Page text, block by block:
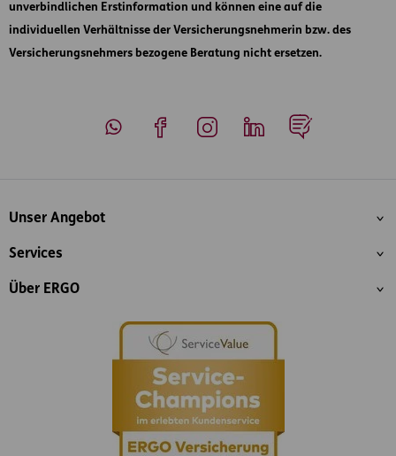
unverbindlichen Erstinformation und können eine auf die
individuellen Verhältnisse der Versicherungsnehmerin bzw. des
Versicherungsnehmers bezogene Beratung nicht ersetzen.
Inhaltsübersicht
Unser Angebot
Services
Über ERGO